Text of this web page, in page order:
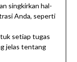
singkirkan hal-
Anda, seperti
setiap tugas
jelas tentang